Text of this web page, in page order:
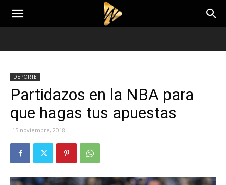
DEPORTE
Partidazos en la NBA para
que hagas tus apuestas
15 noviembre, 2018